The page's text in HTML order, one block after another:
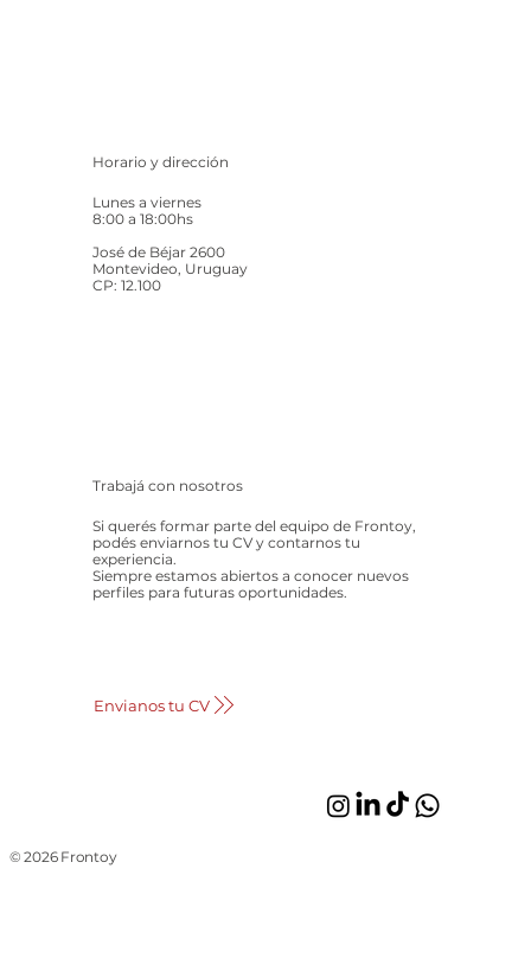
© 2026 Frontoy
Horario y dirección
Lunes a viernes
8:00 a 18:00hs
José de Béjar 2600
Montevideo, Uruguay
CP: 12.100
Trabajá con nosotros
Si querés formar parte del equipo de Frontoy,
podés enviarnos tu CV y contarnos tu
experiencia.
Siempre estamos abiertos a conocer nuevos
perfiles para futuras oportunidades.
Envianos tu CV